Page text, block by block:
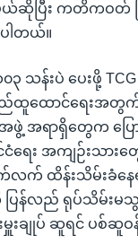
ယ်ဆိုပြီး ကတိကဝတ်
ါတယ်။
သန်းပဲ ပေးဖို့
ည်ထူထောင်ရေး
အရာရှိတွေက ပြော
ရေး အကျဉ်းသား
လက် ထိန်းသိမ်းခံ
လည် ရုပ်သိမ်းမသွ
းချုပ် ဆူရင် ပစ်ဆူ